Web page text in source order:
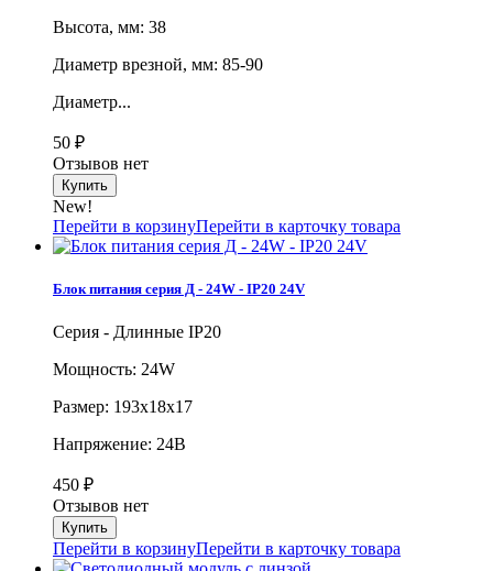
Высота, мм: 38
Диаметр врезной, мм: 85-90
Диаметр...
50 ₽
Отзывов нет
New!
Перейти в корзинуПерейти в карточку товара
Блок питания серия Д - 24W - IP20 24V
Серия - Длинные IP20
Мощность: 24W
Размер: 193х18х17
Напряжение: 24В
450 ₽
Отзывов нет
Перейти в корзинуПерейти в карточку товара